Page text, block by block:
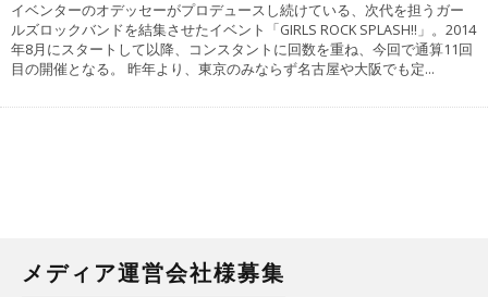
イベンターのオデッセーがプロデュースし続けている、次代を担うガー
ルズロックバンドを結集させたイベント「GIRLS ROCK SPLASH!!」。2014
年8月にスタートして以降、コンスタントに回数を重ね、今回で通算11回
目の開催となる。 昨年より、東京のみならず名古屋や大阪でも定...
メディア運営会社様募集